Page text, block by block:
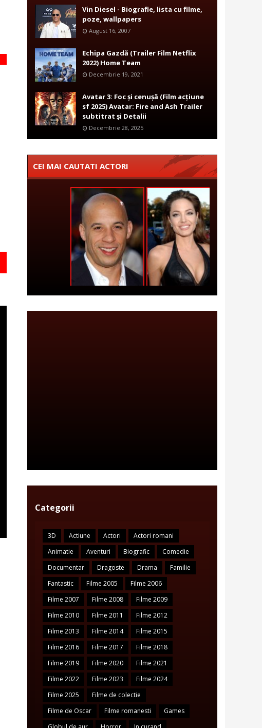
Vin Diesel - Biografie, lista cu filme,
poze, wallpapers
August 16, 2007
Echipa Gazdă (Trailer Film Netflix
2022) Home Team
Decembrie 19, 2021
Avatar 3: Foc și cenușă (Film acțiune
sf 2025) Avatar: Fire and Ash Trailer
subtitrat și Detalii
Decembrie 28, 2025
CEI MAI CAUTATI ACTORI
Categorii
3D Actiune Actori
Actori romani
Animatie
Aventuri Biografic
Comedie
Documentar
Dragoste Drama
Familie
Fantastic
Filme 2005
Filme 2006
Filme 2007
Filme 2008
Filme 2009
Filme 2010
Filme 2011
Filme 2012
Filme 2013
Filme 2014
Filme 2015
Filme 2016
Filme 2017
Filme 2018
Filme 2019
Filme 2020
Filme 2021
Filme 2022
Filme 2023
Filme 2024
Filme 2025
Filme de colectie
Filme de Oscar
Filme romanesti
Games